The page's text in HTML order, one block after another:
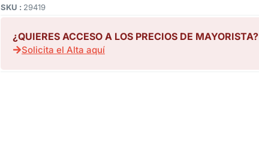
SKU : 29419
¿QUIERES ACCESO A LOS PRECIOS DE MAYORISTA?
Solicita el Alta aquí